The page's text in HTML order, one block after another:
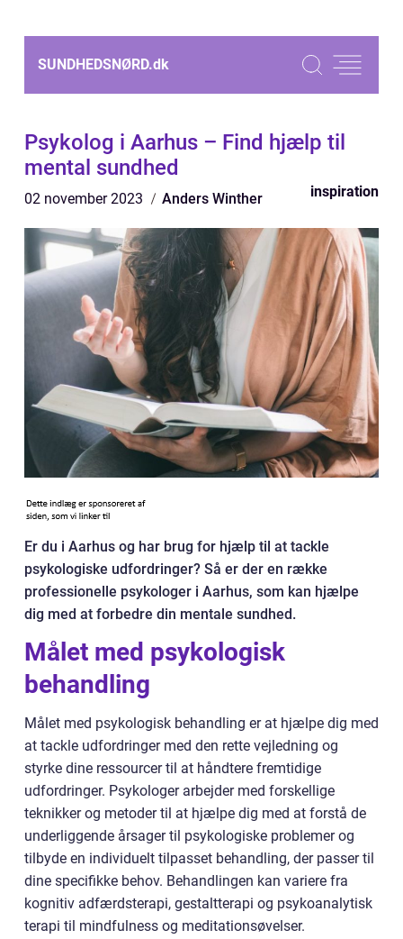
SUNDHEDSNØRD.dk
Psykolog i Aarhus – Find hjælp til
mental sundhed
02 november 2023 Anders Winther inspiration
Er du i Aarhus og har brug for hjælp til at tackle
psykologiske udfordringer? Så er der en række
professionelle psykologer i Aarhus, som kan hjælpe
dig med at forbedre din mentale sundhed.
Målet med psykologisk
behandling
Målet med psykologisk behandling er at hjælpe dig med
at tackle udfordringer med den rette vejledning og
styrke dine ressourcer til at håndtere fremtidige
udfordringer. Psykologer arbejder med forskellige
teknikker og metoder til at hjælpe dig med at forstå de
underliggende årsager til psykologiske problemer og
tilbyde en individuelt tilpasset behandling, der passer til
dine specifikke behov. Behandlingen kan variere fra
kognitiv adfærdsterapi, gestaltterapi og psykoanalytisk
terapi til mindfulness og meditationsøvelser.